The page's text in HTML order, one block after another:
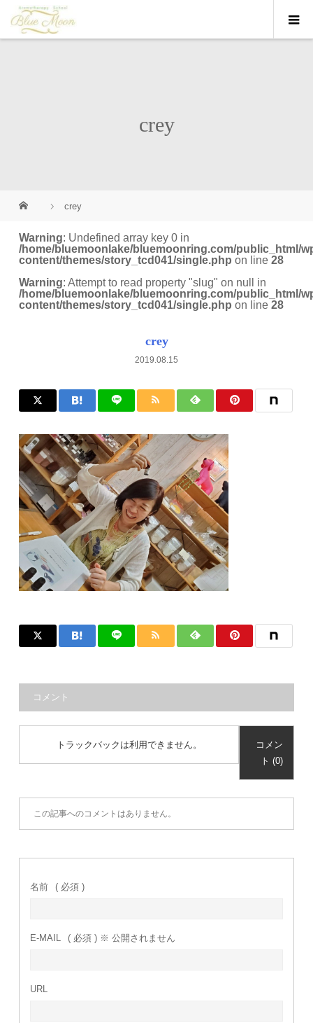
crey
crey
Warning: Undefined array key 0 in
/home/bluemoonlake/bluemoonring.com/public_html/
content/themes/story_tcd041/single.php on line28
Warning: Attempt to read property "slug" on null in
/home/bluemoonlake/bluemoonring.com/public_html/
content/themes/story_tcd041/single.php on line28
crey
2019.08.15
コメント
トラックバックは利用できません。
コメン
ト (0)
この記事へのコメントはありません。
名前 ( 必須 )
E-MAIL ( 必須 ) ※ 公開されません
URL